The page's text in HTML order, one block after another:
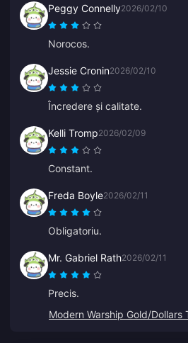
Peggy Connelly2026/02/10
Norocos.
Jessie Cronin2026/02/10
Încredere și calitate.
Kelli Tromp2026/02/09
Constant.
Freda Boyle2026/02/11
Obligatoriu.
Mr. Gabriel Rath2026/02/11
Precis.
Modern Warship Gold/Dollars